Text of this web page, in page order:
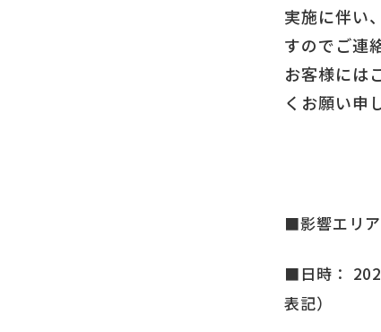
実施に伴い
すのでご連
お客様には
くお願い申
■影響エリ
■日時：
表記）